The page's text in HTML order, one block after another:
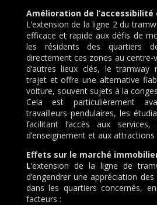
Amélioration de
L’extension de la ligne 2 du
efficace et rapide aux défis de
les résidents des quartiers
directement ces zones au centre-
d’autres lieux clés, le
trajet et offre une alternative
voiture, souvent sujets à la
Cela est particulièrement
travailleurs pendulaires, les
facilitant l’accès aux services,
d’enseignement et aux attractions
Effets sur le marché
L‘extension de la ligne de
d’engendrer une appréciation
dans les quartiers concernés,
facteurs :